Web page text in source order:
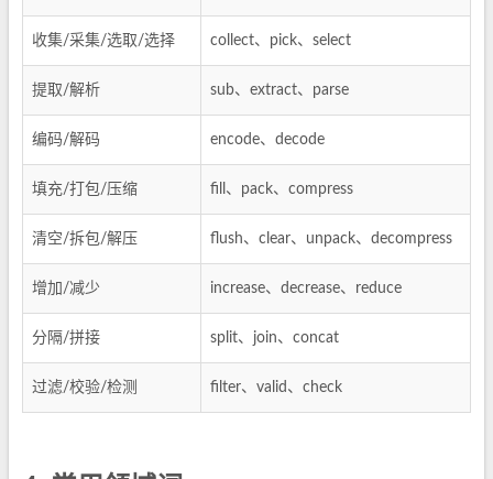
收集/采集/选取/选择 collect、pick、select
提取/解析 sub、extract、parse
编码/解码 encode、decode
填充/打包/压缩 fill、pack、compress
清空/拆包/解压 flush、clear、unpack、decompress
增加/减少 increase、decrease、reduce
分隔/拼接 split、join、concat
过滤/校验/检测 filter、valid、check